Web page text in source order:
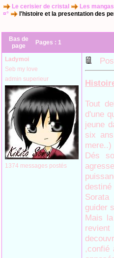
Le cerisier de cristal Les
¤°
l'histoire et la presentation des
Bas de
page
Pages : 1
Ladymoi
Seb my love
admin superieur
1374 messages postés
Tout
d'une
jeune
six
mere..)
Dés
guider
Mais
,confié